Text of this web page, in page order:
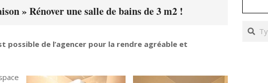
»Rénover une salle de bains de 3 m2 !
possible de l’agencer pour la rendre agréable et
Search